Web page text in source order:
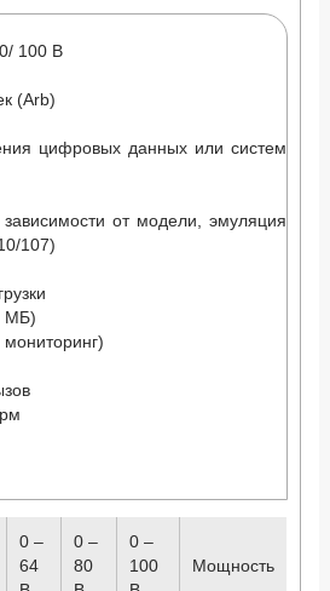
100 В
(Arb)
цифровых данных или систем
от модели, эмуляция
107)
МБ)
0 –
64
0 –
80
0 –
100
Мощность